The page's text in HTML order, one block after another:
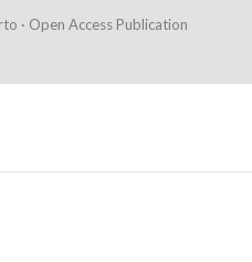
· Open Access Publication